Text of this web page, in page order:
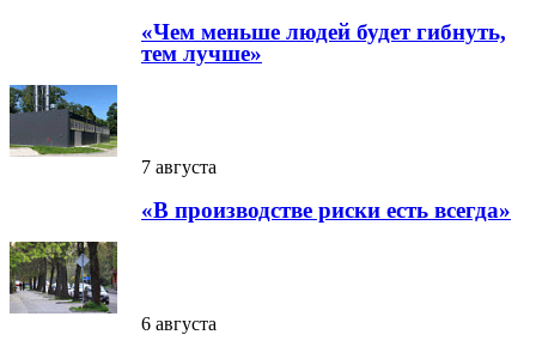
«Чем меньше людей будет гибнуть,
тем лучше»
7 августа
«В производстве риски есть всегда»
6 августа